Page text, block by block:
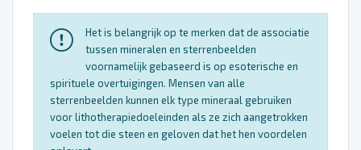
Het is belangrijk op te merken dat de associatie
tussen mineralen en sterrenbeelden
voornamelijk gebaseerd is op esoterische en
spirituele overtuigingen. Mensen van alle
sterrenbeelden kunnen elk type mineraal gebruiken
voor lithotherapiedoeleinden als ze zich aangetrokken
voelen tot die steen en geloven dat het hen voordelen